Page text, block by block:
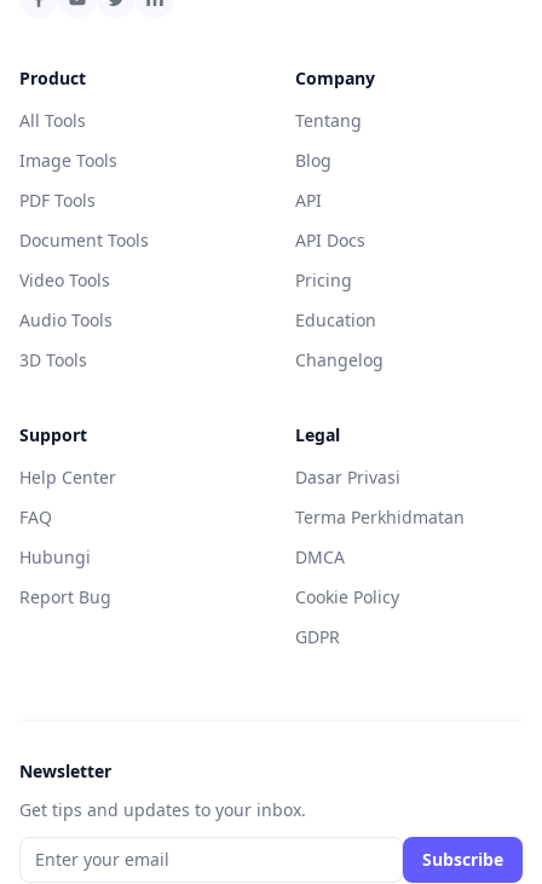
Product
All Tools
Image Tools
PDF Tools
Document Tools
Video Tools
Audio Tools
3D Tools
Company
Tentang
Blog
API
API Docs
Pricing
Education
Changelog
Support
Help Center
FAQ
Hubungi
Report Bug
Legal
Dasar Privasi
Terma Perkhidmatan
DMCA
Cookie Policy
GDPR
Newsletter
Get tips and updates to your inbox.
Subscribe